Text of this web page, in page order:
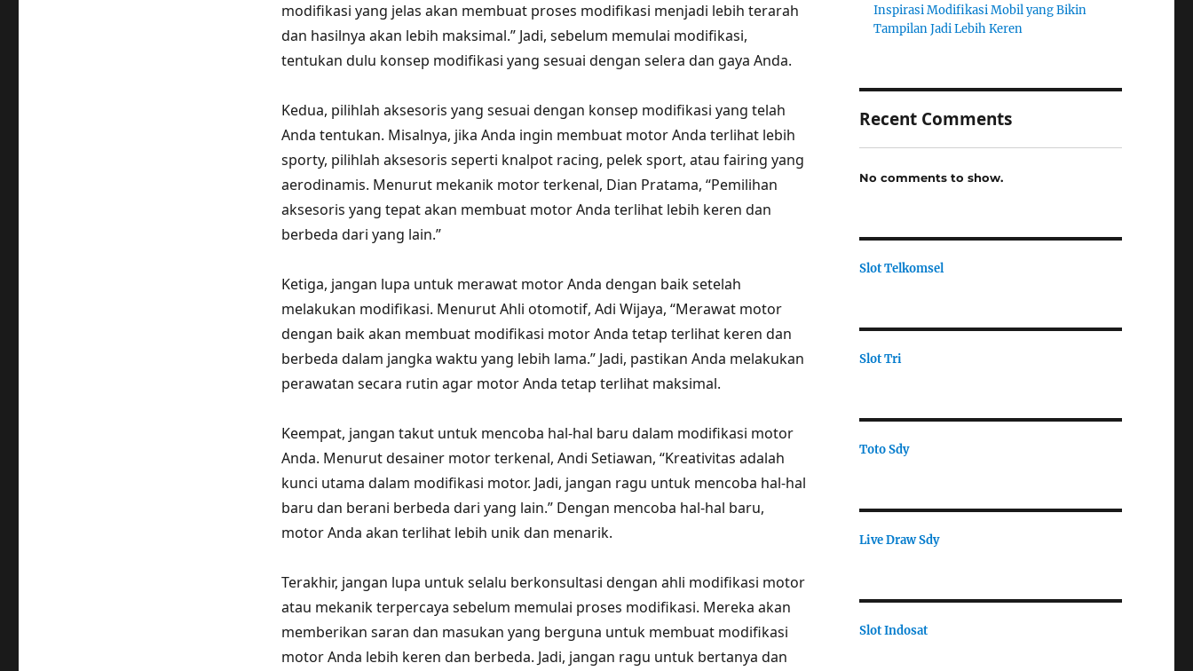
modifikasi yang jelas akan membuat proses modifikasi menjadi lebih terarah
dan hasilnya akan lebih maksimal.” Jadi, sebelum memulai modifikasi,
tentukan dulu konsep modifikasi yang sesuai dengan selera dan gaya Anda.
Kedua, pilihlah aksesoris yang sesuai dengan konsep modifikasi yang telah
Anda tentukan. Misalnya, jika Anda ingin membuat motor Anda terlihat lebih
sporty, pilihlah aksesoris seperti knalpot racing, pelek sport, atau fairing yang
aerodinamis. Menurut mekanik motor terkenal, Dian Pratama, “Pemilihan
aksesoris yang tepat akan membuat motor Anda terlihat lebih keren dan
berbeda dari yang lain.”
Ketiga, jangan lupa untuk merawat motor Anda dengan baik setelah
melakukan modifikasi. Menurut Ahli otomotif, Adi Wijaya, “Merawat motor
dengan baik akan membuat modifikasi motor Anda tetap terlihat keren dan
berbeda dalam jangka waktu yang lebih lama.” Jadi, pastikan Anda melakukan
perawatan secara rutin agar motor Anda tetap terlihat maksimal.
Keempat, jangan takut untuk mencoba hal-hal baru dalam modifikasi motor
Anda. Menurut desainer motor terkenal, Andi Setiawan, “Kreativitas adalah
kunci utama dalam modifikasi motor. Jadi, jangan ragu untuk mencoba hal-hal
baru dan berani berbeda dari yang lain.” Dengan mencoba hal-hal baru,
motor Anda akan terlihat lebih unik dan menarik.
Terakhir, jangan lupa untuk selalu berkonsultasi dengan ahli modifikasi motor
atau mekanik terpercaya sebelum memulai proses modifikasi. Mereka akan
memberikan saran dan masukan yang berguna untuk membuat modifikasi
motor Anda lebih keren dan berbeda. Jadi, jangan ragu untuk bertanya dan
Inspirasi Modifikasi Mobil yang Bikin
Tampilan Jadi Lebih Keren
Recent Comments
No comments to show.
Slot Telkomsel
Slot Tri
Toto Sdy
Live Draw Sdy
Slot Indosat